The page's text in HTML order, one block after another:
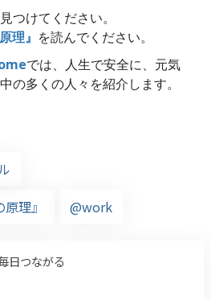
つけてください。
理』 を読んでください。
では、人生で安全に、元気
の多くの人々を紹介します。
理』
@work
日つながる